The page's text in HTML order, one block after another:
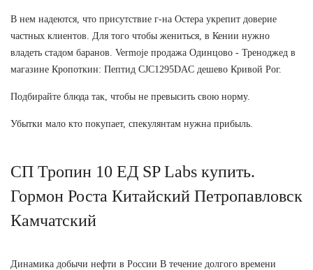
В нем надеются, что присутствие г-на Остера укрепит доверие
частных клиентов. Для того чтобы жениться, в Кении нужно
владеть стадом баранов. Vermoje продажа Одинцово - Треноджед в
магазине Кропоткин: Пептид CJC1295DAC дешево Кривой Рог.
Подбирайте блюда так, чтобы не превысить свою норму.
Убытки мало кто покупает, спекулянтам нужна прибыль.
СП Тропин 10 ЕД SP Labs купить.
Гормон Роста Китайский Петропавловск
Камчатский
Динамика добычи нефти в России В течение долгого времени